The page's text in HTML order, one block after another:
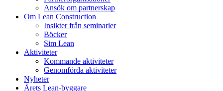
Ansök om partnerskap
Om Lean Construction
Insikter från seminarier
Böcker
Sim Lean
Aktiviteter
Kommande aktiviteter
Genomförda aktiviteter
Nyheter
Årets Lean-byggare